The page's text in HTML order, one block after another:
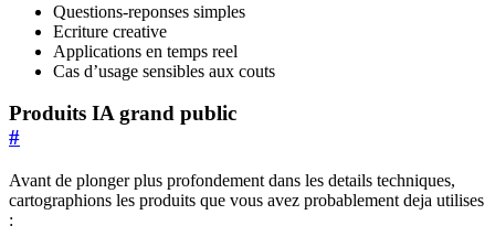
Questions-reponses simples
Ecriture creative
Applications en temps reel
Cas d’usage sensibles aux couts
Produits IA grand public
#
Avant de plonger plus profondement dans les details techniques,
cartographions les produits que vous avez probablement deja utilises
: